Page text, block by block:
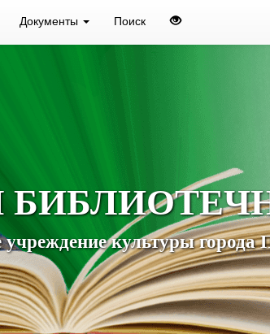
Документы Поиск
культуры города